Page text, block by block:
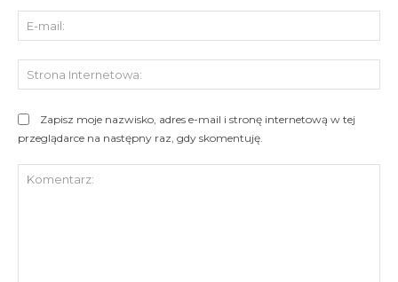
Zapisz moje nazwisko, adres e-mail i stronę internetową w tej
przeglądarce na następny raz, gdy skomentuję.